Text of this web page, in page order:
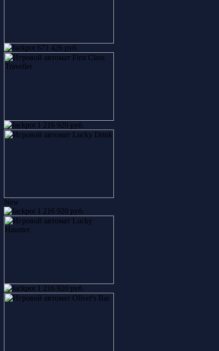
671 426 руб.
1 216 920 руб.
New
1 216 920 руб.
1 216 920 руб.